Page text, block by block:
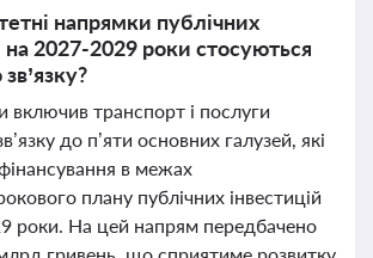
напрямки публічних
на 2027-2029 роки стосуються
включив транспорт і послуги
до п’яти основних галузей, які
в межах
плану публічних інвестицій
роки. На цей напрям передбачено